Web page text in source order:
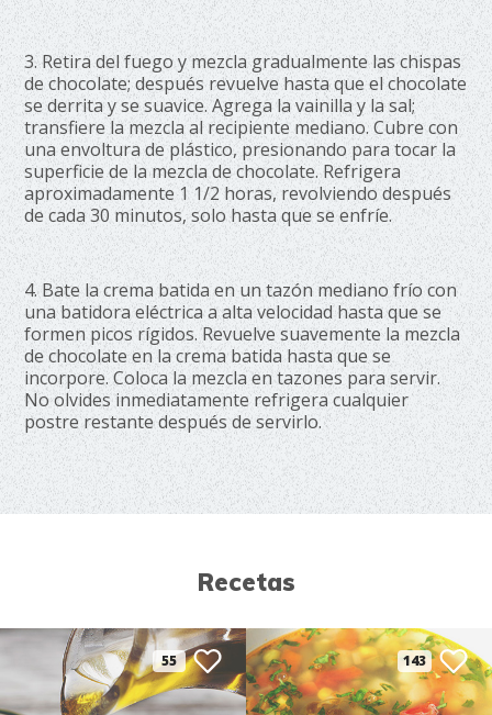
3. Retira del fuego y mezcla gradualmente las chispas
de chocolate; después revuelve hasta que el chocolate
se derrita y se suavice. Agrega la vainilla y la sal;
transfiere la mezcla al recipiente mediano. Cubre con
una envoltura de plástico, presionando para tocar la
superficie de la mezcla de chocolate. Refrigera
aproximadamente 1 1/2 horas, revolviendo después
de cada 30 minutos, solo hasta que se enfríe.
4. Bate la crema batida en un tazón mediano frío con
una batidora eléctrica a alta velocidad hasta que se
formen picos rígidos. Revuelve suavemente la mezcla
de chocolate en la crema batida hasta que se
incorpore. Coloca la mezcla en tazones para servir.
No olvides inmediatamente refrigera cualquier
postre restante después de servirlo.
Recetas
55 143